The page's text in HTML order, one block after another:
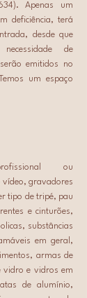
Apenas um
deficiência, terá
desde que
de
emitidos no
um espaço
ou
gravadores
tipo de tripé, pau
e cinturões,
substâncias
em geral,
armas de
vidro e vidros em
de alumínio,